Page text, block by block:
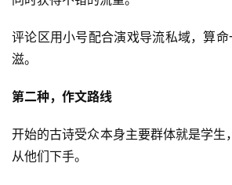
开
眼
例
避
坑
评论区用小号配合演戏导流私域，算
滋。
第二种，作文路线
开始的古诗受众本身主要群体就是学生
从他们下手。